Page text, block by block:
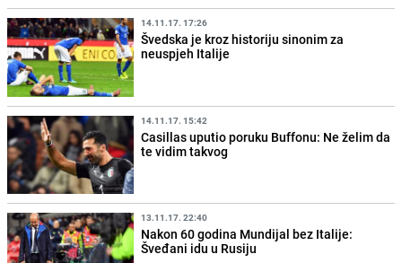
14.11.17. 17:26
Švedska je kroz historiju sinonim za
neuspjeh Italije
14.11.17. 15:42
Casillas uputio poruku Buffonu: Ne želim da
te vidim takvog
13.11.17. 22:40
Nakon 60 godina Mundijal bez Italije:
Šveđani idu u Rusiju